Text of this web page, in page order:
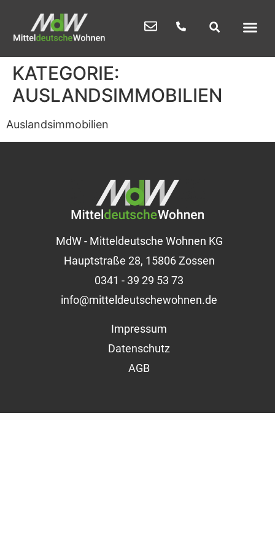
KATEGORIE:
AUSLANDSIMMOBILIEN
Auslandsimmobilien
MdW - Mitteldeutsche Wohnen KG
Hauptstraße 28, 15806 Zossen
0341 - 39 29 53 73
info@mitteldeutschewohnen.de
Impressum
Datenschutz
AGB